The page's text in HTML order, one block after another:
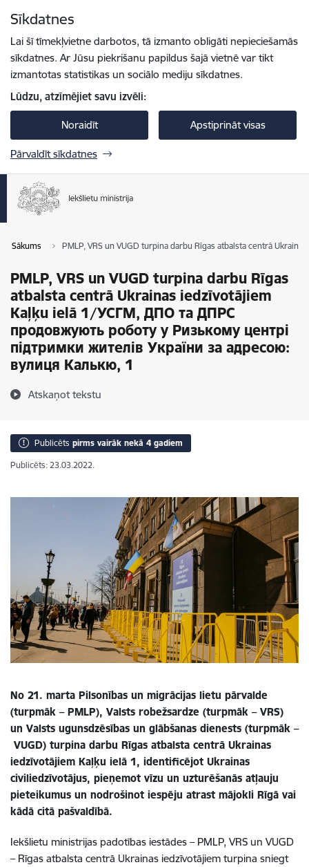
Sīkdatnes
Lai šī tīmekļvietne darbotos, tā izmanto obligāti nepieciešamās
sīkdatnes. Ar Jūsu piekrišanu papildus šajā vietnē var tikt
izmantotas statistikas un sociālo mediju sīkdatnes.
Lūdzu, atzīmējiet savu izvēli:
Noraidīt Apstiprināt visas
Pārvaldīt sīkdatnes
Sākums PMLP, VRS un VUGD turpina darbu Rīgas atbalsta centrā
PMLP, VRS un VUGD turpina darbu Rīgas
atbalsta centrā Ukrainas iedzīvotājiem
Kaļķu ielā 1/УСГМ, ДПО та ДПРС
продовжують роботу у Ризькому центрі
підтримки жителів України за адресою:
вулиця Калькю, 1
Atskaņot tekstu
Publicēts pirms vairāk nekā 4 gadiem
Publicēts: 23.03.2022.
No 21. marta Pilsonības un migrācijas lietu pārvalde
(turpmāk – PMLP), Valsts robežsardze (turpmāk – VRS)
un Valsts ugunsdzēsības un glābšanas dienests (turpmāk –
VUGD) turpina darbu Rīgas atbalsta centrā Ukrainas
iedzīvotājiem Kaļķu ielā 1, identificējot Ukrainas
civiliedzīvotājus, pieņemot vīzu un uzturēšanās atļauju
pieteikumus un nodrošinot iespēju atrast mājokli Rīgā vai
kādā citā pašvaldībā.
Iekšlietu ministrijas padotības iestādes – PMLP, VRS un VUGD
– Rīgas atbalsta centrā Ukrainas iedzīvotājiem turpina sniegt